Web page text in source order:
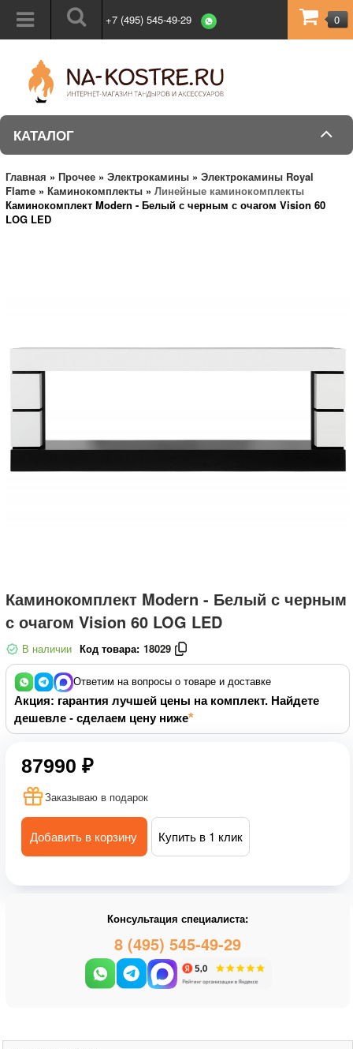
+7 (495) 545-49-29 0
КАТАЛОГ
Главная » Прочее » Электрокамины » Электрокамины Royal
Flame » Каминокомплекты » Линейные каминокомплекты
Каминокомплект Modern - Белый с черным с очагом Vision 60
LOG LED
Каминокомплект Modern - Белый с черным
с очагом Vision 60 LOG LED
В наличии Код товара: 18029
Ответим на вопросы о товаре и доставке
Акция: гарантия лучшей цены на комплект. Найдете
дешевле - сделаем цену ниже
87990 ₽
Заказываю в подарок
Добавить в корзину Купить в 1 клик
Консультация специалиста:
8 (495) 545-49-29